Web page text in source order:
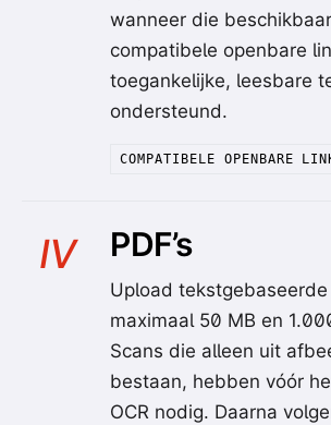
wanneer die
compatibele openbare
toegankelijke, leesbare
ondersteund.
COMPATIBELE OPENBARE
IV PDF’s
Upload tekstgebaseerde
maximaal 50 MB en
Scans die alleen uit
bestaan, hebben vóór
OCR nodig. Daarna